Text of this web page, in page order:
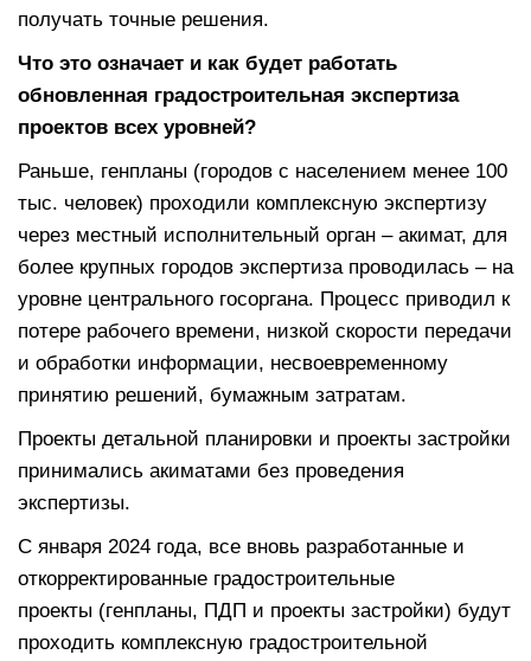
получать точные решения.
Что это означает и как будет работать
обновленная градостроительная экспертиза
проектов всех уровней?
Раньше, генпланы (городов с населением менее 100
тыс. человек) проходили комплексную экспертизу
через местный исполнительный орган – акимат, для
более крупных городов экспертиза проводилась – на
уровне центрального госоргана. Процесс приводил к
потере рабочего времени, низкой скорости передачи
и обработки информации, несвоевременному
принятию решений, бумажным затратам.
Проекты детальной планировки и проекты застройки
принимались акиматами без проведения
экспертизы.
С января 2024 года, все вновь разработанные и
откорректированные градостроительные
проекты (генпланы, ПДП и проекты застройки) будут
проходить комплексную градостроительной